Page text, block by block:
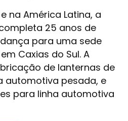
na América Latina, a
25 anos de
para uma sede
Caxias do Sul. A
de lanternas de
automotiva pesada, e
para linha automotiva